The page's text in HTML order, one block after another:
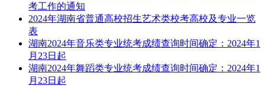
考工作的通知
2024年湖南省普通高校招生艺术类校考高校及专业一览
表
湖南2024年音乐类专业统考成绩查询时间确定：2024年1
月23日起
湖南2024年舞蹈类专业统考成绩查询时间确定：2024年1
月23日起